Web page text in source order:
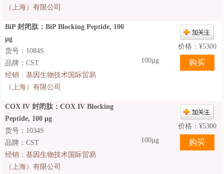
（上海）有限公司
BiP 封闭肽：BiP Blocking Peptide, 100
μg
100µg
价格： ¥5300
货号：1084S
品牌：CST
经销： 基因生物技术国际贸易
（上海）有限公司
COX IV 封闭肽：COX IV Blocking
Peptide, 100 μg
100µg
价格： ¥5300
货号：1034S
品牌：CST
经销： 基因生物技术国际贸易
（上海）有限公司